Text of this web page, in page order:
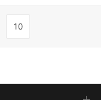
10